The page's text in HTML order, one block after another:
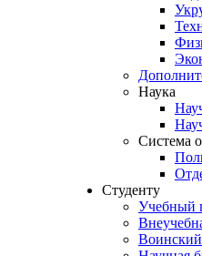
Наука
Система
Студенту
Учебный
Воинский